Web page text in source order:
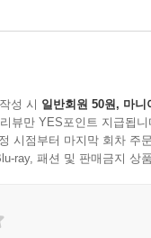
성 시 일반회원 50원, 마니
뷰만 YES포인트 지급됩니
시점부터 마지막 회차 주
ray, 패션 및 판매금지 상